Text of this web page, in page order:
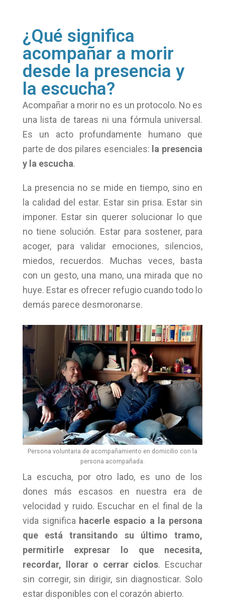
¿Qué significa
acompañar a morir
desde la presencia y
la escucha?
Acompañar a morir no es un protocolo. No es
una lista de tareas ni una fórmula universal.
Es un acto profundamente humano que
parte de dos pilares esenciales: la presencia
y la escucha.
La presencia no se mide en tiempo, sino en
la calidad del estar. Estar sin prisa. Estar sin
imponer. Estar sin querer solucionar lo que
no tiene solución. Estar para sostener, para
acoger, para validar emociones, silencios,
miedos, recuerdos. Muchas veces, basta
con un gesto, una mano, una mirada que no
huye. Estar es ofrecer refugio cuando todo lo
demás parece desmoronarse.
Persona voluntaria de acompañamiento en domicilio con la
persona acompañada.
La escucha, por otro lado, es uno de los
dones más escasos en nuestra era de
velocidad y ruido. Escuchar en el final de la
vida significa hacerle espacio a la persona
que está transitando su último tramo,
permitirle expresar lo que necesita,
recordar, llorar o cerrar ciclos. Escuchar
sin corregir, sin dirigir, sin diagnosticar. Solo
estar disponibles con el corazón abierto.